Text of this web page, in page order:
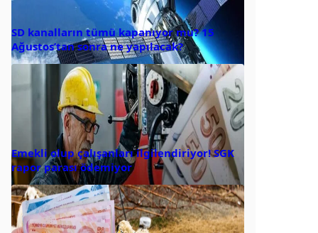
SD kanalların tümü kapanıyor mu? 15
Ağustos’tan sonra ne yapılacak?
Emekli olup çalışanları ilgilendiriyor! SGK
rapor parası ödemiyor